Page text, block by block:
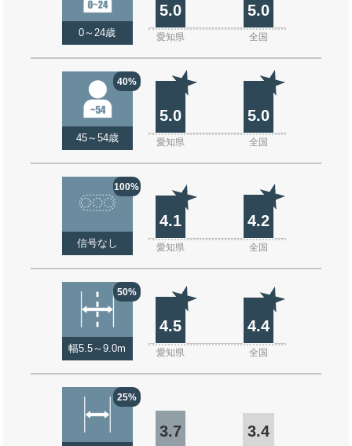
0～24歳
5.0 5.0
愛知県 全国
40%
45～54歳
5.0 5.0
愛知県 全国
100%
信号なし
4.1 4.2
愛知県 全国
50%
幅5.5～9.0m
4.5 4.4
愛知県 全国
25%
3.7 3.4